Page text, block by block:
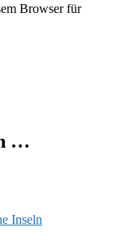
Browser für
…
Inseln